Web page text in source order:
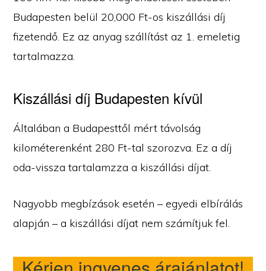
Budapesten belül 20,000 Ft-os kiszállási díj
fizetendő. Ez az anyag szállítást az 1. emeletig
tartalmazza.
Kiszállási díj Budapesten kívül
Általában a Budapesttől mért távolság
kilométerenként 280 Ft-tal szorozva. Ez a díj
oda-vissza tartalamzza a kiszállási díjat.
Nagyobb megbízások esetén – egyedi elbírálás
alapján – a kiszállási díjat nem számítjuk fel.